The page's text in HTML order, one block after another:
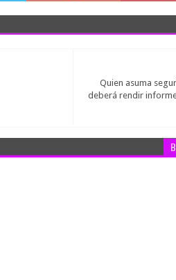
Quien asuma
deberá rendir